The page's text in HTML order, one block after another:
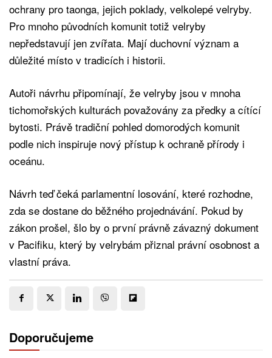
ochrany pro taonga, jejich poklady, velkolepé velryby.
Pro mnoho původních komunit totiž velryby
nepředstavují jen zvířata. Mají duchovní význam a
důležité místo v tradicích i historii.
Autoři návrhu připomínají, že velryby jsou v mnoha
tichomořských kulturách považovány za předky a cítící
bytosti. Právě tradiční pohled domorodých komunit
podle nich inspiruje nový přístup k ochraně přírody i
oceánu.
Návrh teď čeká parlamentní losování, které rozhodne,
zda se dostane do běžného projednávání. Pokud by
zákon prošel, šlo by o první právně závazný dokument
v Pacifiku, který by velrybám přiznal právní osobnost a
vlastní práva.
Doporučujeme